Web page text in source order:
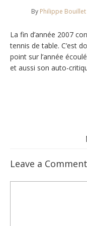
By Philippe Bouillet
La fin d’année 2007
tennis de table. C’est
point sur l’année
et aussi son auto-
Leave a Comment